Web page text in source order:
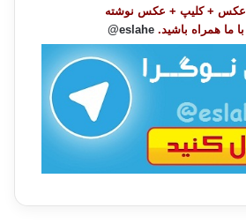
عکس + کلیپ + عکس نوشته
با ما همراه باشید. eslahe@